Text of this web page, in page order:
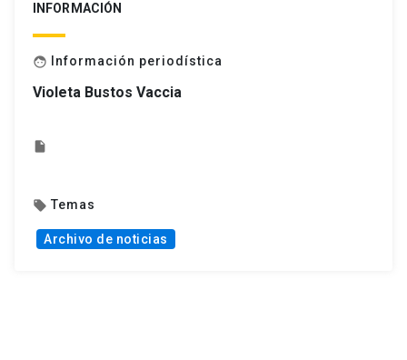
INFORMACIÓN
face Información periodística
Violeta Bustos Vaccia
insert_drive_file
local_offer Temas
Archivo de noticias